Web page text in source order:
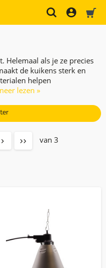
Helemaal als je ze precies
de kuikens sterk en
helpen
lezen »
van 3